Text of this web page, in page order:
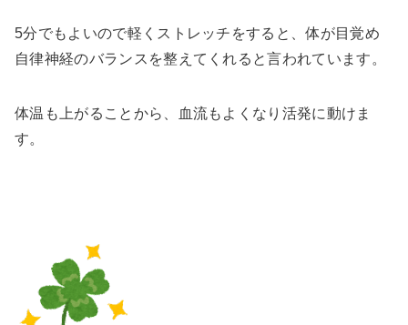
5分でもよいので軽くストレッチをすると、体が目覚め
自律神経のバランスを整えてくれると言われています。
体温も上がることから、血流もよくなり活発に動けま
す。